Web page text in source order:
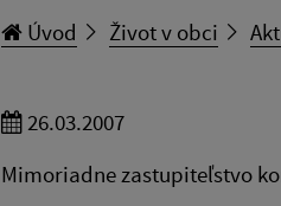
Úvod Život v obci
26.03.2007
Mimoriadne zastupiteľstvo